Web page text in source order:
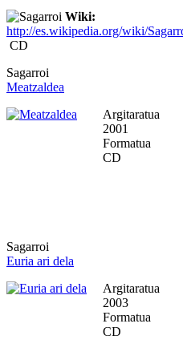
Wiki:
http://es.wikipedia.org/wiki/
CD
Sagarroi
Meatzaldea
Argitaratua
2001
Formatua
CD
Sagarroi
Euria ari dela
Argitaratua
2003
Formatua
CD